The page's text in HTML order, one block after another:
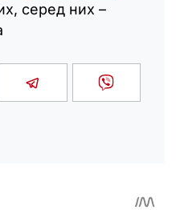
серед них –